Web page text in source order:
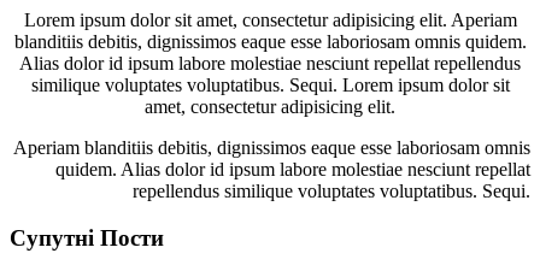
Lorem ipsum dolor sit amet, consectetur adipisicing elit. Aperiam
blanditiis debitis, dignissimos eaque esse laboriosam omnis quidem.
Alias dolor id ipsum labore molestiae nesciunt repellat repellendus
similique voluptates voluptatibus. Sequi. Lorem ipsum dolor sit
amet, consectetur adipisicing elit.
Aperiam blanditiis debitis, dignissimos eaque esse laboriosam omnis
quidem. Alias dolor id ipsum labore molestiae nesciunt repellat
repellendus similique voluptates voluptatibus. Sequi.
Супутні Поcти